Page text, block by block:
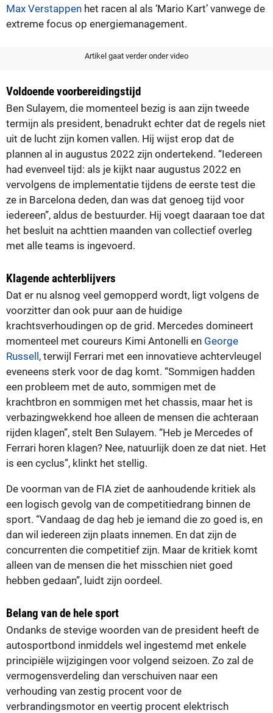
Max Verstappen het racen al als ‘Mario Kart’ vanwege de
extreme focus op energiemanagement.
Artikel gaat verder onder video
Voldoende voorbereidingstijd
Ben Sulayem, die momenteel bezig is aan zijn tweede
termijn als president, benadrukt echter dat de regels niet
uit de lucht zijn komen vallen. Hij wijst erop dat de
plannen al in augustus 2022 zijn ondertekend. “Iedereen
had evenveel tijd: als je kijkt naar augustus 2022 en
vervolgens de implementatie tijdens de eerste test die
ze in Barcelona deden, dan was dat genoeg tijd voor
iedereen”, aldus de bestuurder. Hij voegt daaraan toe dat
het besluit na achttien maanden van collectief overleg
met alle teams is ingevoerd.
Klagende achterblijvers
Dat er nu alsnog veel gemopperd wordt, ligt volgens de
voorzitter dan ook puur aan de huidige
krachtsverhoudingen op de grid. Mercedes domineert
momenteel met coureurs Kimi Antonelli en George
Russell, terwijl Ferrari met een innovatieve achtervleugel
eveneens sterk voor de dag komt. “Sommigen hadden
een probleem met de auto, sommigen met de
krachtbron en sommigen met het chassis, maar het is
verbazingwekkend hoe alleen de mensen die achteraan
rijden klagen”, stelt Ben Sulayem. “Heb je Mercedes of
Ferrari horen klagen? Nee, natuurlijk doen ze dat niet. Het
is een cyclus”, klinkt het stellig.
De voorman van de FIA ziet de aanhoudende kritiek als
een logisch gevolg van de competitiedrang binnen de
sport. “Vandaag de dag heb je iemand die zo goed is, en
dan wil iedereen zijn plaats innemen. En dat zijn de
concurrenten die competitief zijn. Maar de kritiek komt
alleen van de mensen die het misschien niet goed
hebben gedaan”, luidt zijn oordeel.
Belang van de hele sport
Ondanks de stevige woorden van de president heeft de
autosportbond inmiddels wel ingestemd met enkele
principiële wijzigingen voor volgend seizoen. Zo zal de
vermogensverdeling dan verschuiven naar een
verhouding van zestig procent voor de
verbrandingsmotor en veertig procent elektrisch